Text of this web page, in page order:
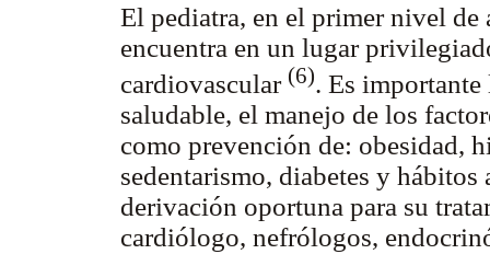
El pediatra, en el primer nivel
encuentra en un lugar
cardiovascular (6). Es
saludable, el manejo de los
como prevención de: obesidad,
sedentarismo, diabetes y
derivación oportuna para su
cardiólogo, nefrólogos,